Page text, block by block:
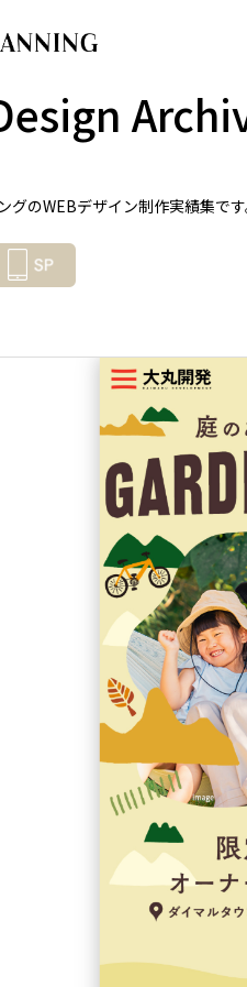
グのWEBデザイン制作実績集です